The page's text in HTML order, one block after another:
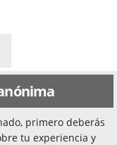
primero deberás
tu experiencia y